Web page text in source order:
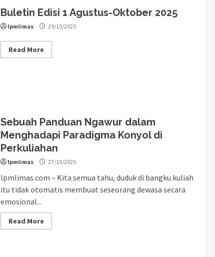
Buletin Edisi 1 Agustus-Oktober 2025
lpmlimas 29/10/2025
Read More
Sebuah Panduan Ngawur dalam
Menghadapi Paradigma Konyol di
Perkuliahan
lpmlimas 27/10/2025
lpmlimas.com – Kita semua tahu, duduk di bangku kuliah
itu tidak otomatis membuat seseorang dewasa secara
emosional...
Read More